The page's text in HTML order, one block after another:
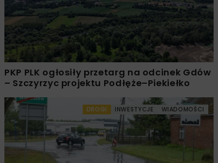
PKP PLK ogłosiły przetarg na odcinek Gdów
– Szczyrzyc projektu Podłęże–Piekiełko
DROGI INWESTYCJE WIADOMOŚCI